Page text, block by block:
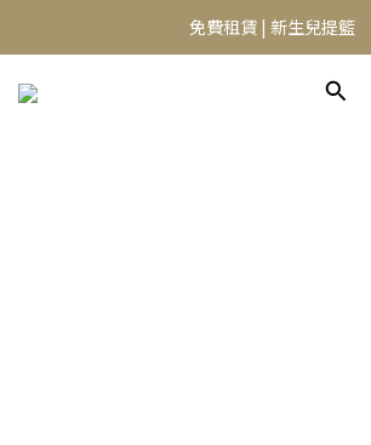
⭐️異膚救星 10天體驗活動⭐️
免費租賃 | 新生兒提籃
⭐️異膚救星 10天體驗活動⭐️